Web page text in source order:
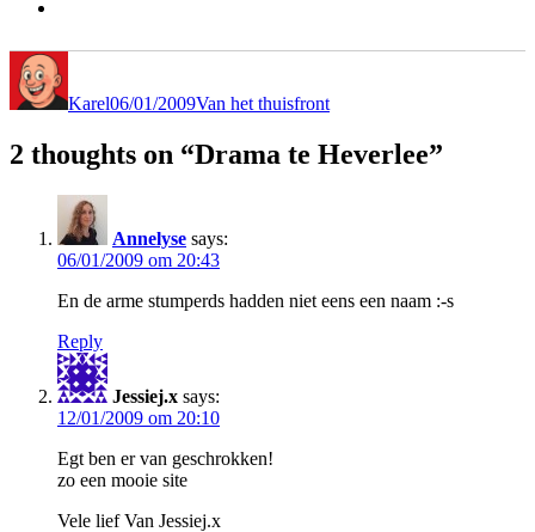
Karel06/01/2009Van het thuisfront
2 thoughts on “Drama te Heverlee”
Annelyse says:
06/01/2009 om 20:43
En de arme stumperds hadden niet eens een naam :-s
Reply
Jessiej.x says:
12/01/2009 om 20:10
Egt ben er van geschrokken!
zo een mooie site
Vele lief Van Jessiej.x